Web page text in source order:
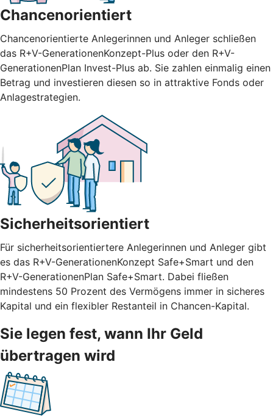
Chancenorientiert
Chancenorientierte Anlegerinnen und Anleger schließen
das R+V-GenerationenKonzept-Plus oder den R+V-
GenerationenPlan Invest-Plus ab. Sie zahlen einmalig einen
Betrag und investieren diesen so in attraktive Fonds oder
Anlagestrategien.
Sicherheitsorientiert
Für sicherheitsorientiertere Anlegerinnen und Anleger gibt
es das R+V-GenerationenKonzept Safe+Smart und den
R+V-GenerationenPlan Safe+Smart. Dabei fließen
mindestens 50 Prozent des Vermögens immer in sicheres
Kapital und ein flexibler Restanteil in Chancen-Kapital.
Sie legen fest, wann Ihr Geld
übertragen wird